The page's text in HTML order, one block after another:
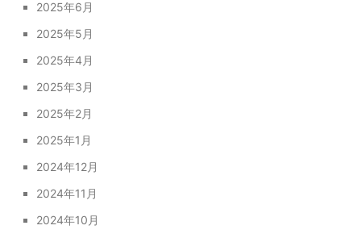
2025年6月
2025年5月
2025年4月
2025年3月
2025年2月
2025年1月
2024年12月
2024年11月
2024年10月